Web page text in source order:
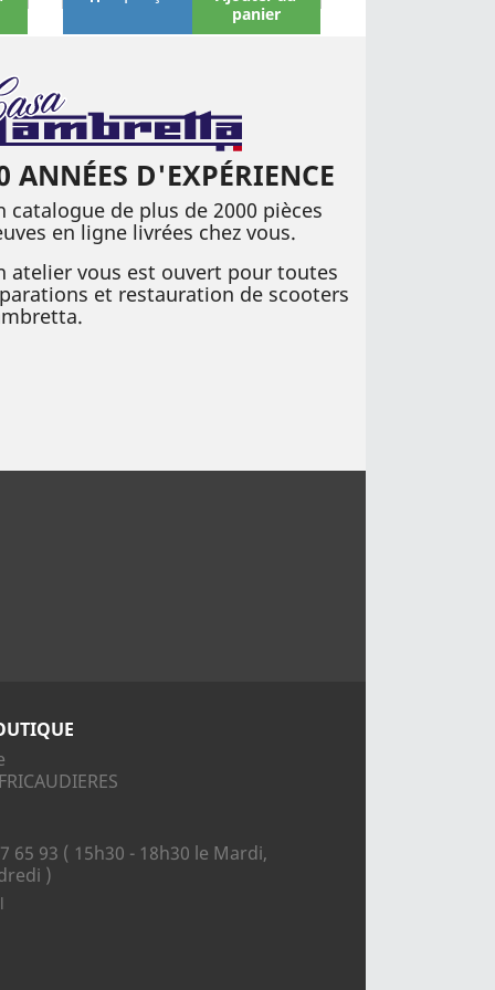
panier
ANNÉES D'EXPÉRIENCE
catalogue de plus de 2000 pièces
en ligne livrées chez vous.
atelier vous est ouvert pour toutes
et restauration de scooters
65 93 ( 15h30 - 18h30 le Mardi,
)